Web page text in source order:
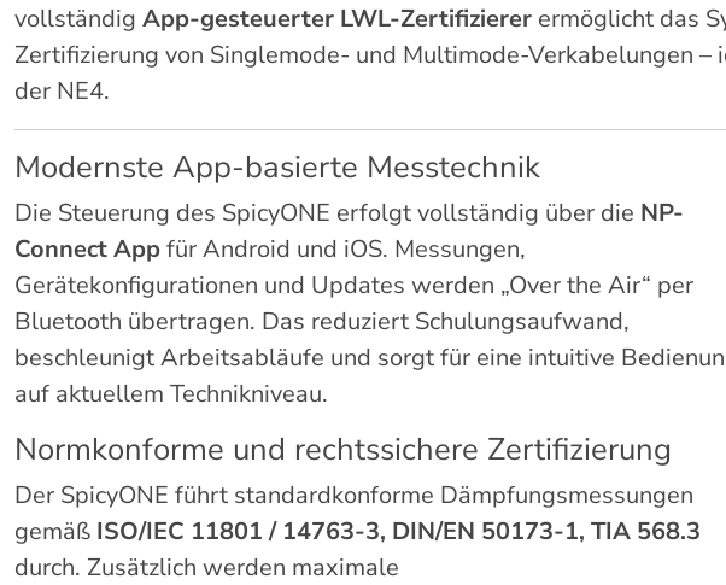
vollständig App-gesteuerter LWL-Zertifizierer ermöglicht das
Zertifizierung von Singlemode- und Multimode-Verkabelungen
der NE4.
Modernste App-basierte Messtechnik
Die Steuerung des SpicyONE erfolgt vollständig über die NP-
Connect Appfür Android und iOS. Messungen,
Gerätekonfigurationen und Updates werden „Over the Air“ per
Bluetooth übertragen. Das reduziert Schulungsaufwand,
beschleunigt Arbeitsabläufe und sorgt für eine intuitive
auf aktuellem Technikniveau.
Normkonforme und rechtssichere Zertifizierung
Der SpicyONE führt standardkonforme Dämpfungsmessungen
gemäß ISO/IEC 11801 / 14763-3, DIN/EN 50173-1, TIA 568.3
durch. Zusätzlich werden maximale